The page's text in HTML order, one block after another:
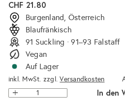
Normaler
Preis
CHF 21.80
Burgenland, Österreich
Blaufränkisch
91 Suckling · 91–93 Falstaff
Vegan
Auf Lager
inkl. MwSt. zzgl.Versandkosten
In den